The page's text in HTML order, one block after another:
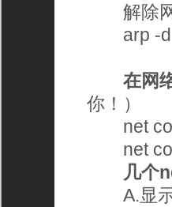
解除网
arp -d
在网
你！）
net
net
几个
A.显示